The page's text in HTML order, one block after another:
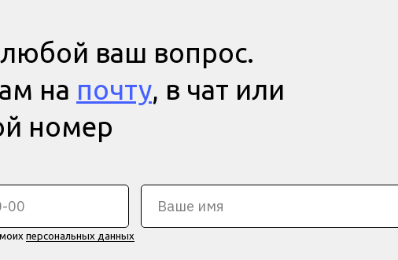
ваш вопрос.
на почту, в чат или
номер
персональных данных